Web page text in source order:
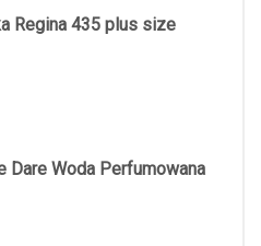
Regina 435 plus size
Dare Woda Perfumowana